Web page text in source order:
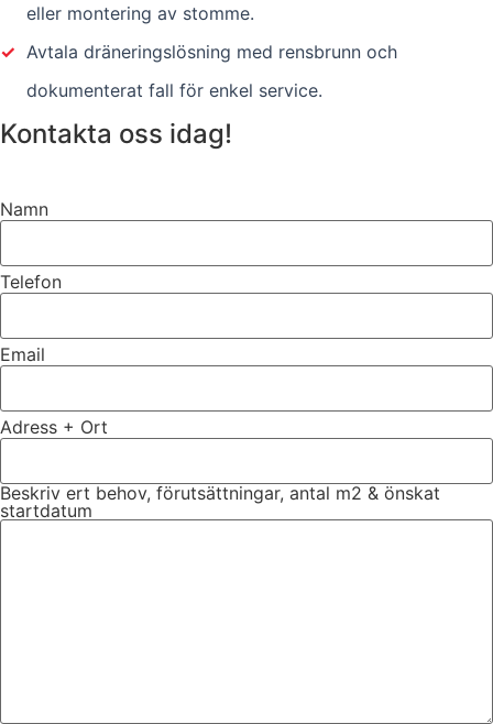
eller montering av stomme.
✓ Avtala dräneringslösning med rensbrunn och
dokumenterat fall för enkel service.
Kontakta oss idag!
Namn
Telefon
Email
Adress + Ort
Beskriv ert behov, förutsättningar, antal m2 & önskat
startdatum